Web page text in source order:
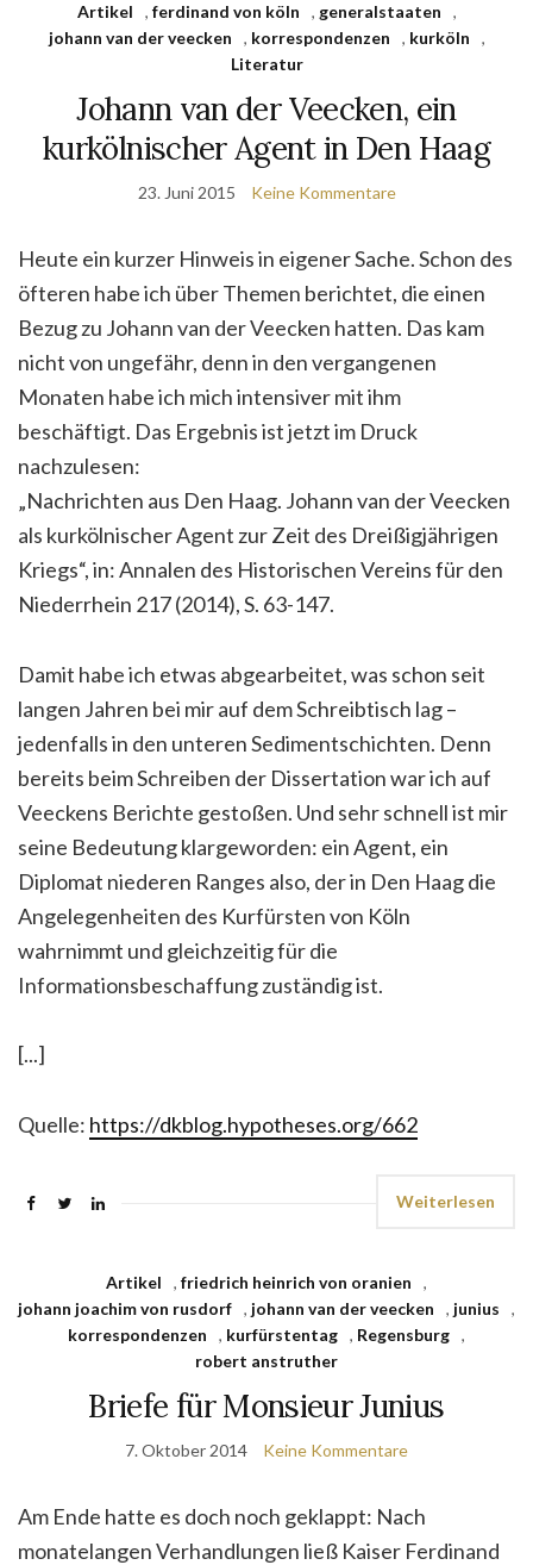
Artikel , ferdinand von köln , generalstaaten
,
johann van der veecken
, korrespondenzen , kurköln
,
Literatur
Johann van der Veecken, ein
kurkölnischer Agent in Den Haag
23. Juni 2015 Keine Kommentare
Heute ein kurzer Hinweis in eigener Sache. Schon des
öfteren habe ich über Themen berichtet, die einen
Bezug zu Johann van der Veecken hatten. Das kam
nicht von ungefähr, denn in den vergangenen
Monaten habe ich mich intensiver mit ihm
beschäftigt. Das Ergebnis ist jetzt im Druck
nachzulesen:
„Nachrichten aus Den Haag. Johann van der Veecken
als kurkölnischer Agent zur Zeit des Dreißigjährigen
Kriegs“, in: Annalen des Historischen Vereins für den
Niederrhein 217 (2014), S. 63-147.
Damit habe ich etwas abgearbeitet, was schon seit
langen Jahren bei mir auf dem Schreibtisch lag –
jedenfalls in den unteren Sedimentschichten. Denn
bereits beim Schreiben der Dissertation war ich auf
Veeckens Berichte gestoßen. Und sehr schnell ist mir
seine Bedeutung klargeworden: ein Agent, ein
Diplomat niederen Ranges also, der in Den Haag die
Angelegenheiten des Kurfürsten von Köln
wahrnimmt und gleichzeitig für die
Informationsbeschaffung zuständig ist.
[...]
Quelle: https://dkblog.hypotheses.org/662
Weiterlesen
Artikel , friedrich heinrich von oranien
,
johann joachim von rusdorf , johann van der veecken , junius
,
korrespondenzen
, kurfürstentag , Regensburg ,
robert anstruther
Briefe für Monsieur Junius
7. Oktober 2014 Keine Kommentare
Am Ende hatte es doch noch geklappt: Nach
monatelangen Verhandlungen ließ Kaiser Ferdinand